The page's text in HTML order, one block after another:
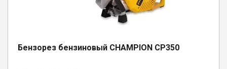
Бензорез бензиновый CHAMPION CP350